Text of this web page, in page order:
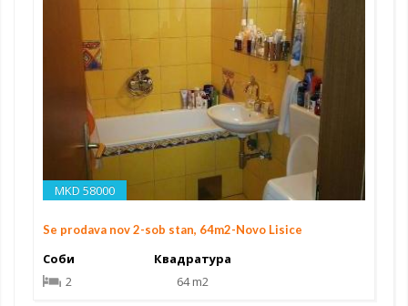
MKD 58000
Se prodava nov 2-sob stan, 64m2-Novo Lisice
Соби
2
Квадратура
64 m2